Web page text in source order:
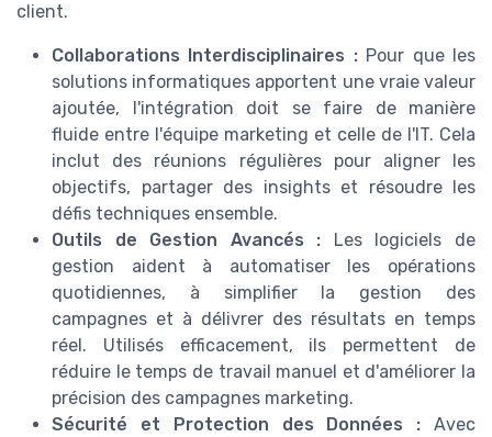
client.
Collaborations Interdisciplinaires :Pour que les
solutions informatiques apportent une vraie valeur
ajoutée, l'intégration doit se faire de manière
fluide entre l'équipe marketing et celle de l'IT. Cela
inclut des réunions régulières pour aligner les
objectifs, partager des insights et résoudre les
défis techniques ensemble.
Outils de Gestion Avancés : Les logiciels de
gestion aident à automatiser les opérations
quotidiennes, à simplifier la gestion des
campagnes et à délivrer des résultats en temps
réel. Utilisés efficacement, ils permettent de
réduire le temps de travail manuel et d'améliorer la
précision des campagnes marketing.
Sécurité et Protection des Données : Avec